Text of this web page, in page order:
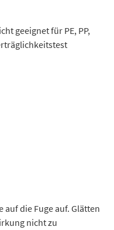
geeignet für PE, PP,
die Fuge auf. Glätten
nicht zu